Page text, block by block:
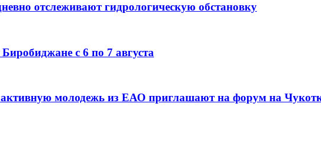
отслеживают гидрологическую обстановку
с 6 по 7 августа
молодежь из ЕАО приглашают на форум на